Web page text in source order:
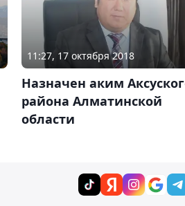
11:27, 17 октября 2018
Назначен аким
района Алматинской
области